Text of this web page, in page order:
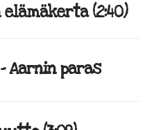
(2:40)
Aarnin paras